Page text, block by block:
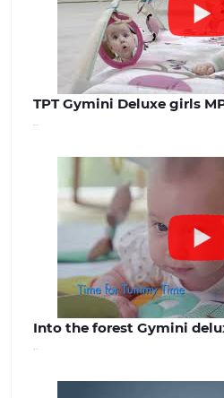
автокрісел до
дітей різного
забезпечити
максимальний
знайти все, що
молодої сім'ї.
вважаємо, що
консультацію
питання, що
benext.com.ua
TPT Gymini Deluxe girls
Into the forest Gymini